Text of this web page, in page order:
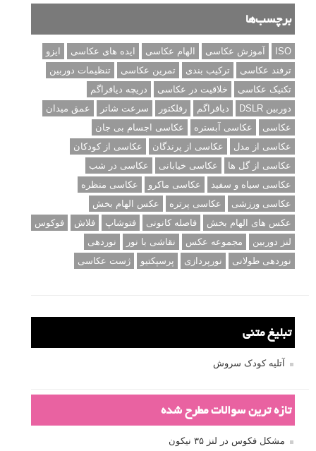
برچسب‌ها
ISO آموزش عکاسی الهام عکاسی ایده های عکاسی
ایزو
ترفند عکاسی
ترکیب بندی تمرین عکاسی
تنظیمات دوربین
تکنیک عکاسی
خلاقیت در عکاسی
دریچه دیافراگم
دوربین DSLR
دیافراگم رفلکتور سرعت شاتر
عمق میدان
عکاسی
عکاسی آبستره
عکاسی اجسام بی جان
عکاسی از مدل
عکاسی از پرندگان
عکاسی از کودکان
عکاسی از گل ها
عکاسی خیابانی
عکاسی در شب
عکاسی سیاه و سفید
عکاسی ماکرو
عکاسی منظره
عکاسی ورزشی
عکاسی پرتره
عکس الهام بخش
عکس های الهام بخش
فاصله کانونی فتوشاپ فلاش
فوکوس
لنز دوربین
مجموعه عکس نقاشی با نور
نوردهی
نوردهی طولانی
نورپردازی پرسپکتیو ژست عکاسی
تبلیغ متنی
آتلیه کودک سروش
تازه ترین سوالات مطرح شده
مشکل فکوس در لنز ۳۵ نیکون